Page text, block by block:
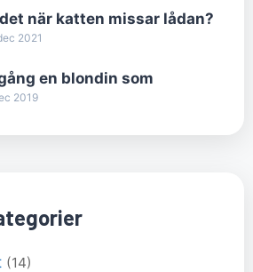
när katten missar lådan?
2021
en blondin som
2019
(14)